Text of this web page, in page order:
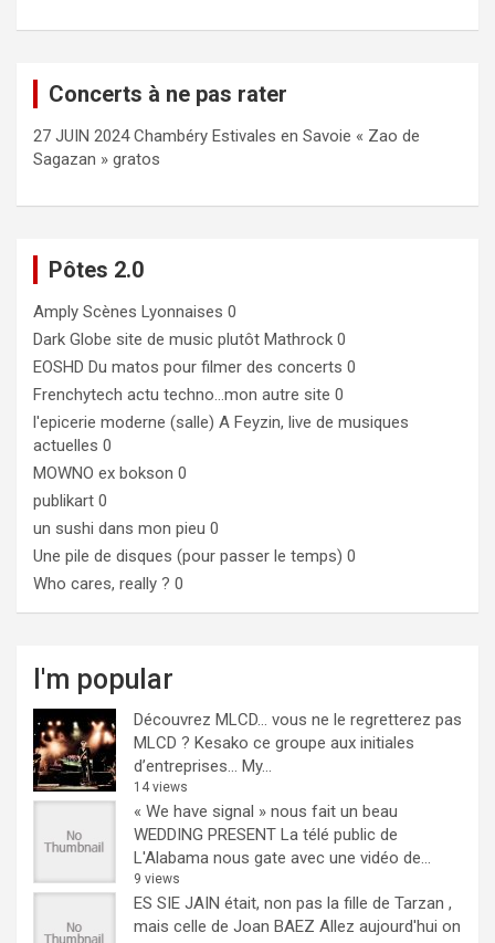
Concerts à ne pas rater
27 JUIN 2024 Chambéry Estivales en Savoie « Zao de
Sagazan » gratos
Pôtes 2.0
Amply Scènes Lyonnaises 0
Dark Globe site de music plutôt Mathrock 0
EOSHD Du matos pour filmer des concerts 0
Frenchytech actu techno…mon autre site 0
l'epicerie moderne (salle) A Feyzin, live de musiques
actuelles 0
MOWNO ex bokson 0
publikart 0
un sushi dans mon pieu 0
Une pile de disques (pour passer le temps) 0
Who cares, really ? 0
I'm popular
Découvrez MLCD… vous ne le regretterez pas
MLCD ? Kesako ce groupe aux initiales
d’entreprises… My...
14 views
« We have signal » nous fait un beau
WEDDING PRESENT La télé public de
L'Alabama nous gate avec une vidéo de...
9 views
ES SIE JAIN était, non pas la fille de Tarzan ,
mais celle de Joan BAEZ Allez aujourd'hui on